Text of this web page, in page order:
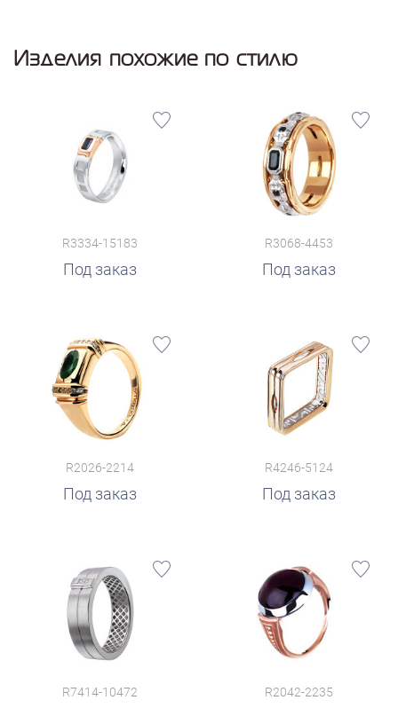
Изделия похожие по стилю
R3334-15183
Под заказ
R3068-4453
Под заказ
R2026-2214
Под заказ
R4246-5124
Под заказ
R7414-10472 R2042-2235